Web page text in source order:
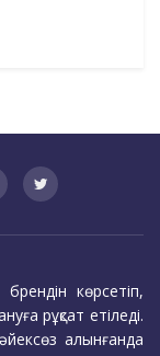
көрсетіп,
рұқсат етіледі.
алынғанда